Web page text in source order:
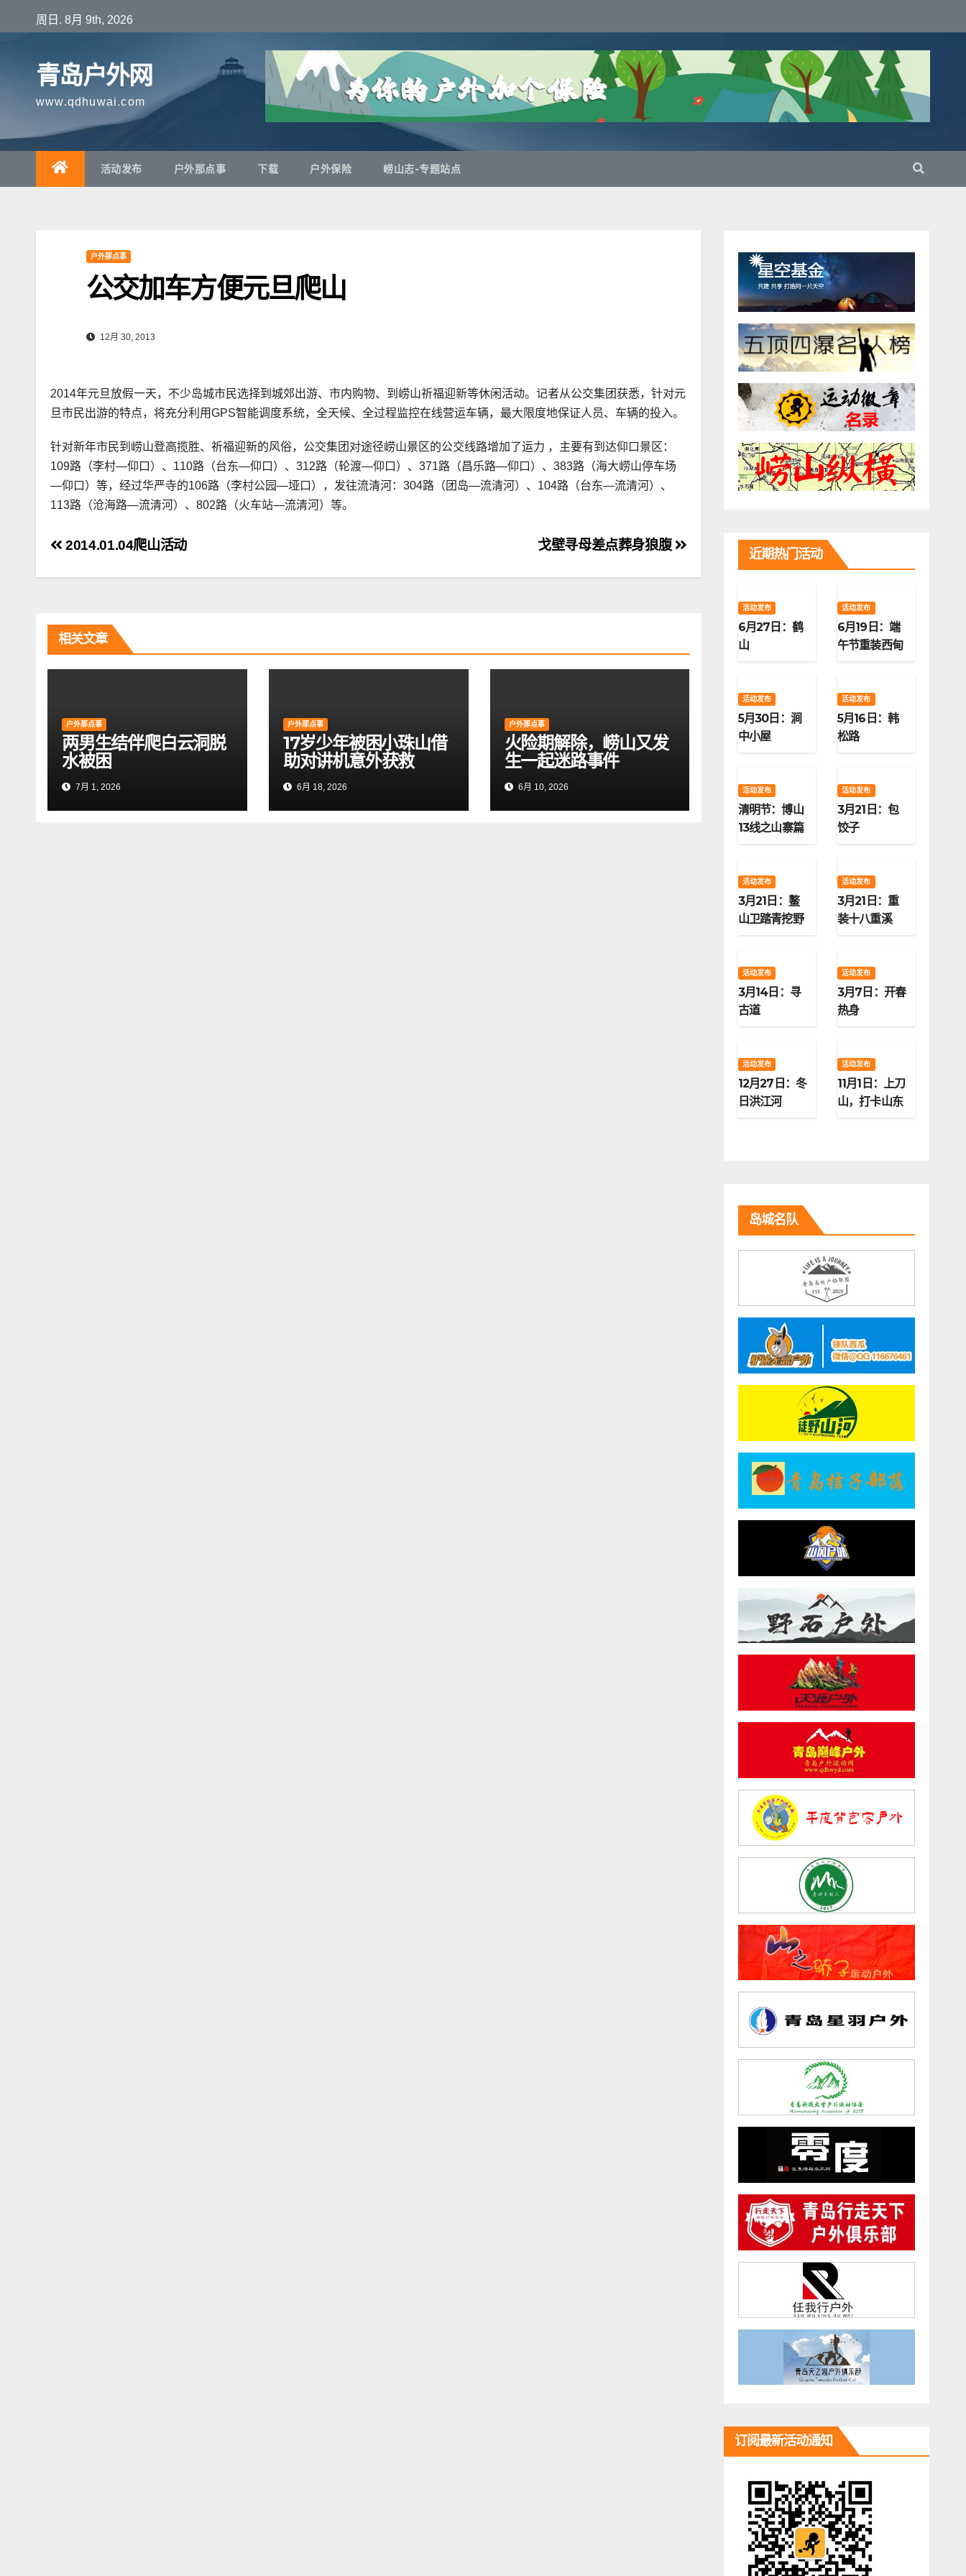
至
周日. 8月 9th, 2026
青岛户外网
www.qdhuwai.com
活动发布 户外那点事 下载 户外保险 崂山志-专题站点
户外那点事
公交加车方便元旦爬山
12月 30, 2013
2014年元旦放假一天，不少岛城市民选择到城郊出游、市内购物、到崂山祈福迎新等休闲活动。记者从公交集团获悉，针对元
旦市民出游的特点，将充分利用GPS智能调度系统，全天候、全过程监控在线营运车辆，最大限度地保证人员、车辆的投入。
针对新年市民到崂山登高揽胜、祈福迎新的风俗，公交集团对途径崂山景区的公交线路增加了运力 ，主要有到达仰口景区：
109路（李村—仰口）、110路（台东—仰口）、312路（轮渡—仰口）、371路（昌乐路—仰口）、383路（海大崂山停车场
—仰口）等，经过华严寺的106路（李村公园—垭口），发往流清河：304路（团岛—流清河）、104路（台东—流清河）、
113路（沧海路—流清河）、802路（火车站—流清河）等。
文
章
航
戈壁寻母差点葬身狼腹
2014.01.04爬山活动
相关文章
户外那点事
两男生结伴爬白云洞脱
水被困
7月 1, 2026
户外那点事
17岁少年被困小珠山借
助对讲机意外获救
6月 18, 2026
户外那点事
火险期解除，崂山又发
生一起迷路事件
6月 10, 2026
近期热门活动
活动发布
6月27日：鹤
山
活动发布
6月19日：端
午节重装西甸
活动发布
5月30日：涧
中小屋
活动发布
5月16日：韩
松路
活动发布
清明节：博山
13线之山寨篇
活动发布
3月21日：包
饺子
活动发布
3月21日：鳌
山卫踏青挖野
活动发布
3月21日：重
装十八重溪
活动发布
3月14日：寻
古道
活动发布
3月7日：开春
热身
活动发布
12月27日：冬
日洪江河
活动发布
11月1日：上刀
山，打卡山东
岛城名队
订阅最新活动通知